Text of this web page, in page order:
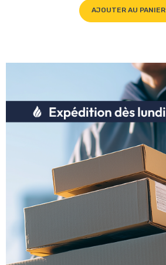
AJOUTER AU PANIER